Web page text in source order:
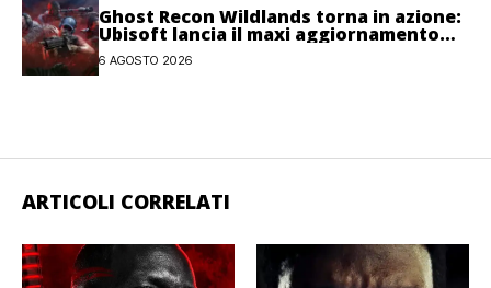
Ghost Recon Wildlands torna in azione:
Ubisoft lancia il maxi aggiornamento
gratuito Last Rites
6 AGOSTO 2026
ARTICOLI CORRELATI